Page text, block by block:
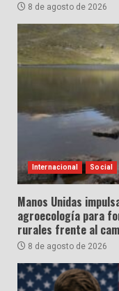
8 de agosto de 2026
Internacional Social
Manos Unidas
agroecología para
rurales frente al
8 de agosto de 2026